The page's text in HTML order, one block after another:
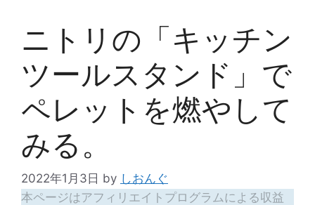
ニトリの「キッチン
ツールスタンド」で
ペレットを燃やして
みる。
2022年1月3日 by しおんぐ
本ページはアフィリエイトプログラムによる収益